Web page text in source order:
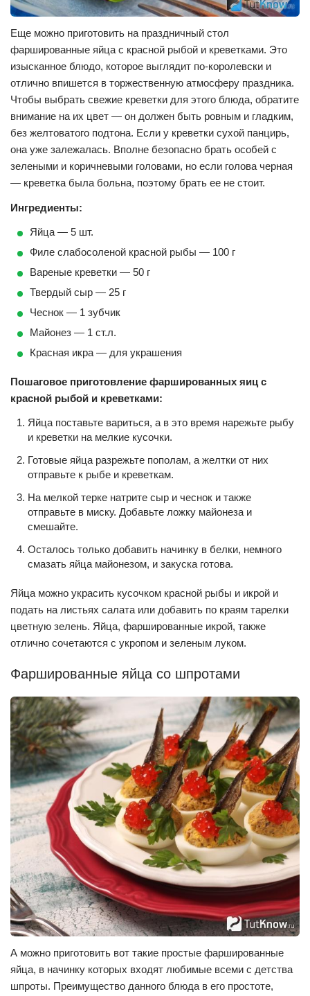
Еще можно приготовить на праздничный стол
фаршированные яйца с красной рыбой и креветками. Это
изысканное блюдо, которое выглядит по-королевски и
отлично впишется в торжественную атмосферу праздника.
Чтобы выбрать свежие креветки для этого блюда, обратите
внимание на их цвет — он должен быть ровным и гладким,
без желтоватого подтона. Если у креветки сухой панцирь,
она уже залежалась. Вполне безопасно брать особей с
зелеными и коричневыми головами, но если голова черная
— креветка была больна, поэтому брать ее не стоит.
Ингредиенты:
Яйца — 5 шт.
Филе слабосоленой красной рыбы — 100 г
Вареные креветки — 50 г
Твердый сыр — 25 г
Чеснок — 1 зубчик
Майонез — 1 ст.л.
Красная икра — для украшения
Пошаговое приготовление фаршированных яиц с
красной рыбой и креветками:
Яйца поставьте вариться, а в это время нарежьте рыбу
и креветки на мелкие кусочки.
Готовые яйца разрежьте пополам, а желтки от них
отправьте к рыбе и креветкам.
На мелкой терке натрите сыр и чеснок и также
отправьте в миску. Добавьте ложку майонеза и
смешайте.
Осталось только добавить начинку в белки, немного
смазать яйца майонезом, и закуска готова.
Яйца можно украсить кусочком красной рыбы и икрой и
подать на листьях салата или добавить по краям тарелки
цветную зелень. Яйца, фаршированные икрой, также
отлично сочетаются с укропом и зеленым луком.
Фаршированные яйца со шпротами
А можно приготовить вот такие простые фаршированные
яйца, в начинку которых входят любимые всеми с детства
шпроты. Преимущество данного блюда в его простоте,